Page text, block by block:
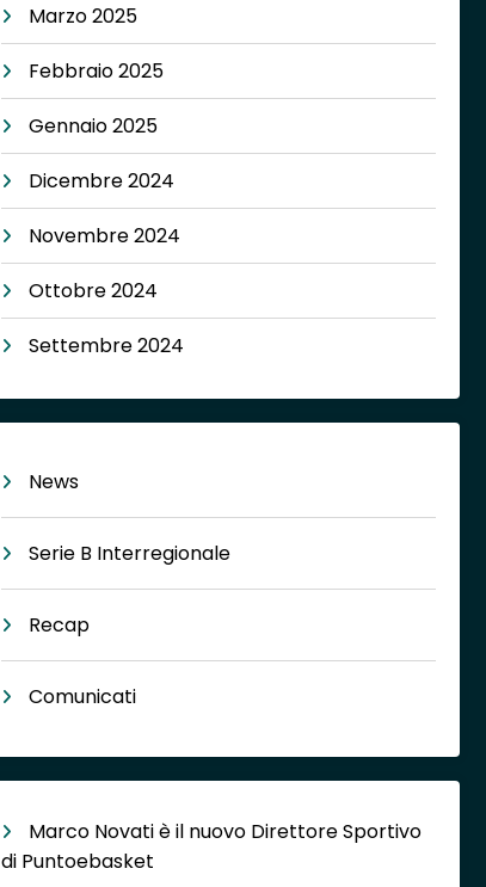
Marzo 2025
Febbraio 2025
Gennaio 2025
Dicembre 2024
Novembre 2024
Ottobre 2024
Settembre 2024
News
Serie B Interregionale
Recap
Comunicati
Marco Novati è il nuovo Direttore Sportivo
di Puntoebasket